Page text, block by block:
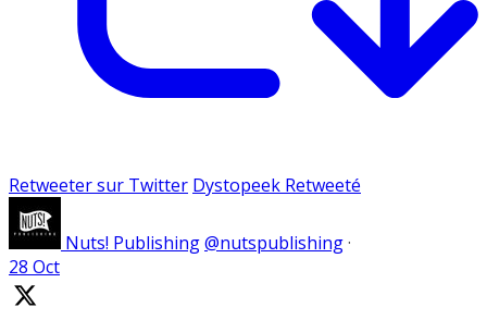
Retweeter sur Twitter Dystopeek Retweeté
Nuts! Publishing@nutspublishing·
28 Oct